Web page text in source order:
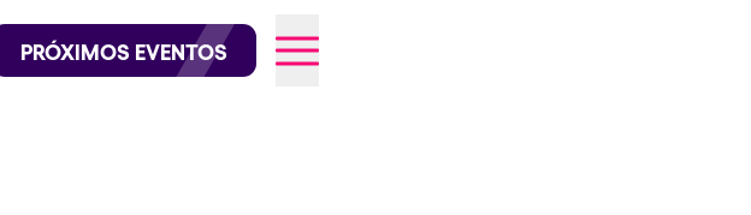
en Instagram
en TikTok
PRÓXIMOS EVENTOS